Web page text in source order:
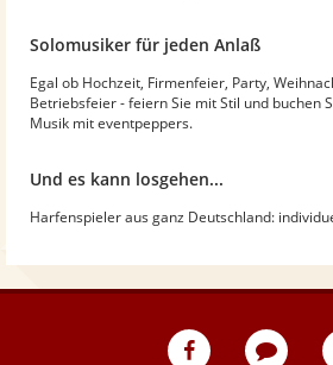
Solomusiker für jeden Anlaß
Egal ob Hochzeit, Firmenfeier, Party,
Betriebsfeier - feiern Sie mit Stil und buchen
Musik mit eventpeppers.
Und es kann losgehen...
Harfenspieler aus ganz Deutschland:
eventpeppers
Blog